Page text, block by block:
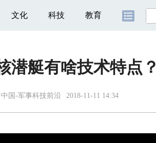
文化 科技 教育
潜艇有啥技术特点？
国-军事科技前沿 2018-11-11 14:34